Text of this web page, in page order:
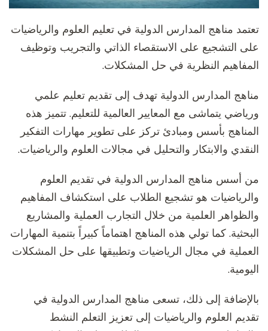
تعتمد مناهج المدارس الدولية في تعليم العلوم والرياضيات
على التشجيع على الاستقصاء الذاتي والتجريب وتوظيف
المفاهيم النظرية في حل المشكلات.
مناهج المدارس الدولية تهدف إلى تقديم تعليم علمي
ورياضي يتماشى مع المعايير العالمية للتعليم. تتميز هذه
المناهج بأسس ومبادئ تركز على تطوير مهارات التفكير
النقدي والابتكار والتحليل في مجالات العلوم والرياضيات.
من أسس مناهج المدارس الدولية في تقديم العلوم
والرياضيات هو تشجيع الطلاب على استكشاف المفاهيم
والظواهر العلمية من خلال التجارب العملية والمشاريع
البحثية. كما تولي هذه المناهج اهتماماً كبيراً بتنمية المهارات
العملية في مجال الرياضيات وتطبيقها على حل المشكلات
اليومية.
بالإضافة إلى ذلك، تسعى مناهج المدارس الدولية في
تقديم العلوم والرياضيات إلى تعزيز التعلم النشط